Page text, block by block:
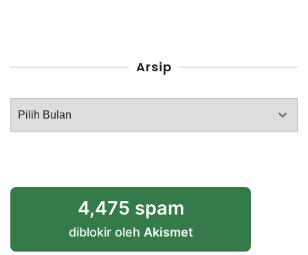
Arsip
Arsip
4,475 spam
diblokir oleh Akismet